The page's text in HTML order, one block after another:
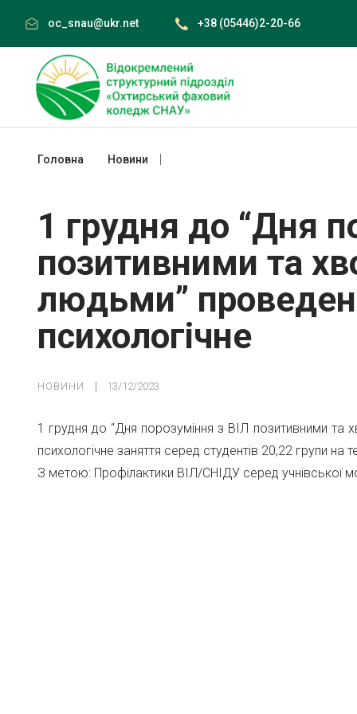
content
oc_snau@ukr.net +38 (05446)2-20-66
Головна Новини
1 грудня до “Дня
позитивними та
людьми”
психологічне
НОВИНИ 13/12/2023
1 грудня до “Дня порозуміння з ВІЛ позитивними
психологічне заняття серед студентів 20,22 групи на
З метою: Профілактики ВІЛ/СНІДУ серед учнівської